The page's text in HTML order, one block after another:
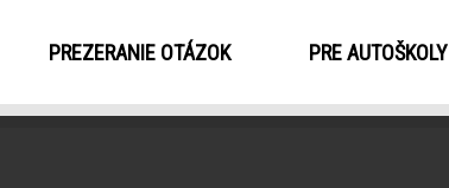
PREZERANIE OTÁZOK PRE AUTOŠKOLY